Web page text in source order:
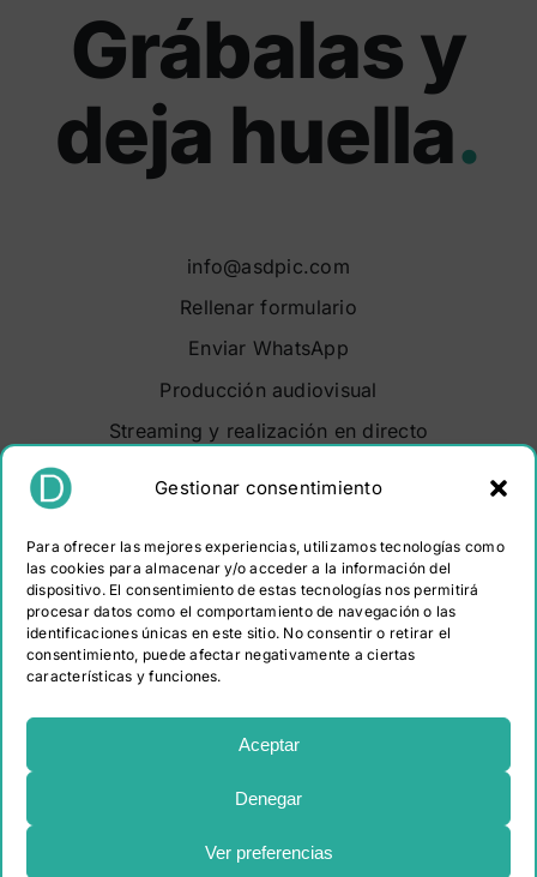
Gestionar consentimiento
Para ofrecer las mejores experiencias, utilizamos tecnologías como
las cookies para almacenar y/o acceder a la información del
dispositivo. El consentimiento de estas tecnologías nos permitirá
procesar datos como el comportamiento de navegación o las
identificaciones únicas en este sitio. No consentir o retirar el
consentimiento, puede afectar negativamente a ciertas
características y funciones.
Aceptar
Denegar
Ver preferencias
Grábalas y
deja huella.
info@asdpic.com
Rellenar formulario
Enviar WhatsApp
Producción audiovisual
Streaming y realización en directo
Sobre nosotros
Portfolio
Contacto
PROGRAMA KIT DIGITAL COFINANCIADO POR LOS
FONDOS NEXT GENERATION (EU) DEL MECANISMO DE
RECUPERACIÓN Y RESILIENCIA